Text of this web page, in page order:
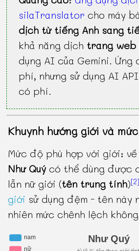
silaTranslator cho máy
dịch từ tiếng Anh sang
khả năng dịch trang web
dụng AI của Gemini. Ứng
phí, nhưng sử dụng AI
có phí.
Khuynh hướng giới và
Mức độ phù hợp với giới:
Như Quý có thể dùng được
lẫn nữ giới (tên trung tính)[2]
giới sử dụng đệm - tên này
nhiên mức chênh lệch